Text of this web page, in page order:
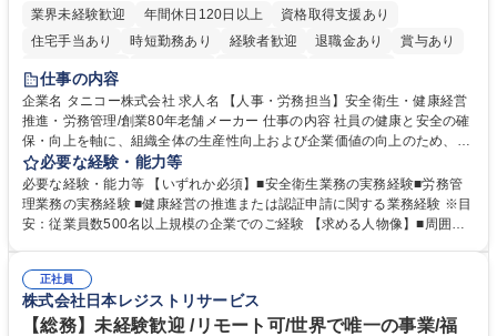
業界未経験歓迎
年間休日120日以上
資格取得支援あり
住宅手当あり
時短勤務あり 経験者歓迎 退職金あり
賞与あり
完全週休2日制
寮・社宅あり
仕事の内容
企業名 タニコー株式会社 求人名 【人事・労務担当】安全衛生・健康経営
推進・労務管理/創業80年老舗メーカー 仕事の内容 社員の健康と安全の確
保・向上を軸に、組織全体の生産性向上および企業価値の向上のため、経
営層と密接に連携しながら、定型業務にとどまらず、制度設計や施策立案
などの上流工程から関与していただきます。 【主な業務内容】■安全衛生
業務（ストレスチェック、健康診断の運用、産業医との連携 など）■健康
経営認証取得に向けた企画・推進■労務管理（労働時間の分析、労働環境
を底上げすべく、ともにご活躍いただける方の増員募集となります。 募集
職種 【人事・労務担当】安全衛生・健康経営推進・労務管理/創業80年老
舗メーカー
必要な経験・能力等
必要な経験・能力等 【いずれか必須】■安全衛生業務の実務経験■労務管
理業務の実務経験 ■健康経営の推進または認証申請に関する業務経験 ※目
安：従業員数500名以上規模の企業でのご経験 【求める人物像】■周囲
部門と連携しながら業務を推進できる方■Excelや労務管理システムの実務
使用経験をお持ちの方 学歴・資格 学歴：大学院 大学 高専 短大 専修学校
高校 語学力： 資格：
正社員
株式会社日本レジストリサービス
【総務】未経験歓迎 /リモート可/世界で唯一の事業/福